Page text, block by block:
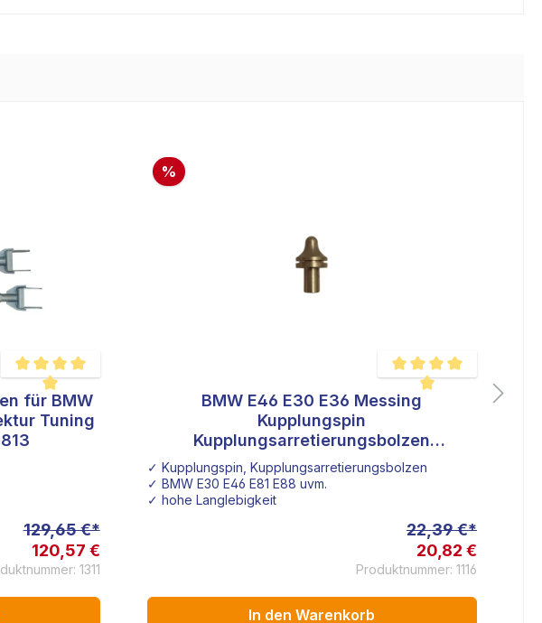
Durchschnittliche Bewertung von 5 von 5 Sternen
für BMW
129,65 €*
120,57 €
1311
%
Durchschnittliche
BMW E46 E30 E36 Messing
Kupplungspin
Kupplungsarretierungsbolzen
Kupplungsbolzen 21511223328
✓ Kupplungspin, Kupplungsarretierungsbolzen
✓ BMW E30 E46 E81 E88 uvm.
✓ hohe Langlebigkeit
22,39 €*
20,82 €
Produktnummer: 1116
In den Warenkorb